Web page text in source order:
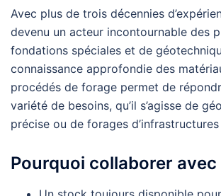
Avec plus de trois décennies
devenu un acteur incontournable des
fondations spéciales et de
connaissance approfondie des
procédés de forage permet de
variété de besoins, qu’il s’agisse de
précise ou de forages
Pourquoi collaborer avec